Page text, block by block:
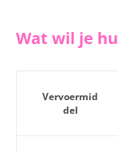
Wat wil je
Vervoermid
del